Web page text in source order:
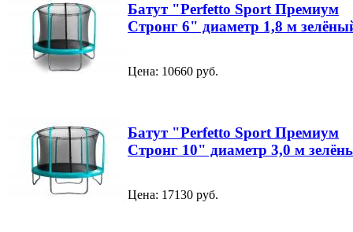
Батут "Perfetto Sport Премиум
Стронг 6" диаметр 1,8 м
Цена: 10660 руб.
Батут "Perfetto Sport Премиум
Стронг 10" диаметр 3,0 м
Цена: 17130 руб.